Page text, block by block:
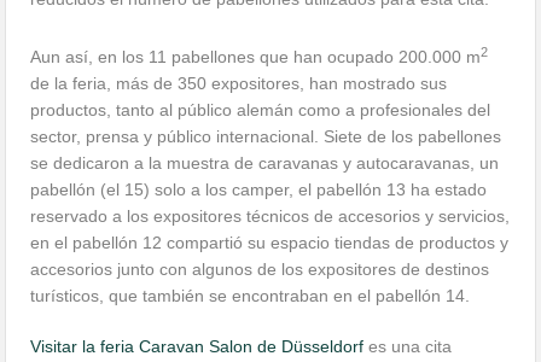
Aun así, en los 11 pabellones que han ocupado 200.000 m2
de la feria, más de 350 expositores, han mostrado sus
productos, tanto al público alemán como a profesionales del
sector, prensa y público internacional. Siete de los pabellones
se dedicaron a la muestra de caravanas y autocaravanas, un
pabellón (el 15) solo a los camper, el pabellón 13 ha estado
reservado a los expositores técnicos de accesorios y servicios,
en el pabellón 12 compartió su espacio tiendas de productos y
accesorios junto con algunos de los expositores de destinos
turísticos, que también se encontraban en el pabellón 14.
Visitar la feria Caravan Salon de Düsseldorf es una cita